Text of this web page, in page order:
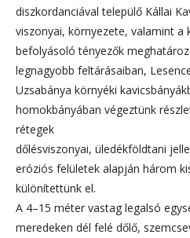
diszkordanciával települő Kállai
viszonyai, környezete, valamint
befolyásoló tényezők
legnagyobb feltárásaiban,
Uzsabánya környéki
homokbányában végeztünk
rétegek
dőlésviszonyai, üledékföldtani
eróziós felületek alapján három
különítettünk el.
A 4–15 méter vastag legalsó
meredeken dél felé dőlő,